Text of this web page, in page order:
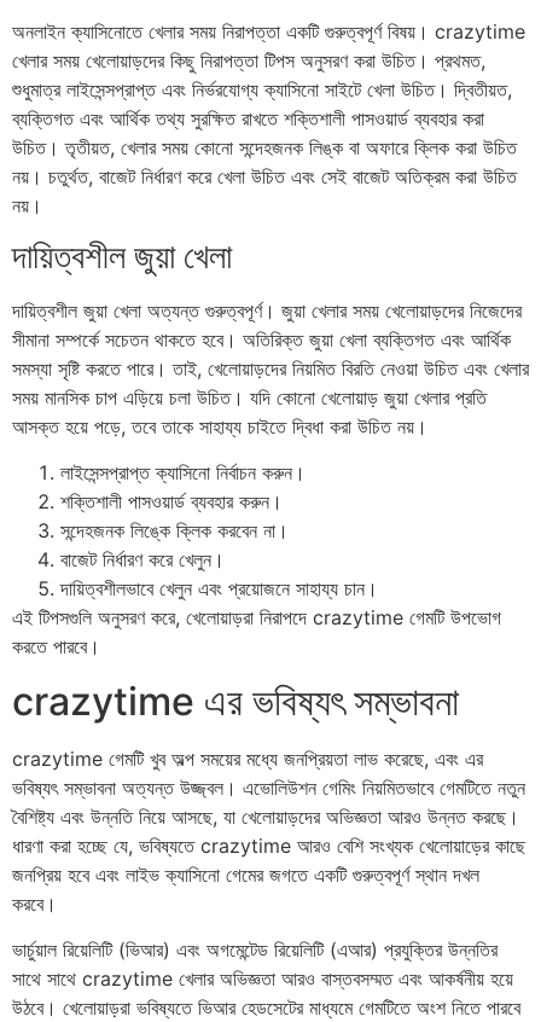
অনলাইন ক্যাসিনোতে খেলার সময় নিরাপত্তা একটি গুরুত্বপূর্ণ বিষয়। crazytime
খেলার সময় খেলোয়াড়দের কিছু নিরাপত্তা টিপস অনুসরণ করা উচিত। প্রথমত,
শুধুমাত্র লাইসেন্সপ্রাপ্ত এবং নির্ভরযোগ্য ক্যাসিনো সাইটে খেলা উচিত। দ্বিতীয়ত,
ব্যক্তিগত এবং আর্থিক তথ্য সুরক্ষিত রাখতে শক্তিশালী পাসওয়ার্ড ব্যবহার করা
উচিত। তৃতীয়ত, খেলার সময় কোনো সন্দেহজনক লিঙ্ক বা অফারে ক্লিক করা উচিত
নয়। চতুর্থত, বাজেট নির্ধারণ করে খেলা উচিত এবং সেই বাজেট অতিক্রম করা উচিত
নয়।
দায়িত্বশীল জুয়া খেলা
দায়িত্বশীল জুয়া খেলা অত্যন্ত গুরুত্বপূর্ণ। জুয়া খেলার সময় খেলোয়াড়দের নিজেদের
সীমানা সম্পর্কে সচেতন থাকতে হবে। অতিরিক্ত জুয়া খেলা ব্যক্তিগত এবং আর্থিক
সমস্যা সৃষ্টি করতে পারে। তাই, খেলোয়াড়দের নিয়মিত বিরতি নেওয়া উচিত এবং খেলার
সময় মানসিক চাপ এড়িয়ে চলা উচিত। যদি কোনো খেলোয়াড় জুয়া খেলার প্রতি
আসক্ত হয়ে পড়ে, তবে তাকে সাহায্য চাইতে দ্বিধা করা উচিত নয়।
লাইসেন্সপ্রাপ্ত ক্যাসিনো নির্বাচন করুন।
শক্তিশালী পাসওয়ার্ড ব্যবহার করুন।
সন্দেহজনক লিঙ্কে ক্লিক করবেন না।
বাজেট নির্ধারণ করে খেলুন।
দায়িত্বশীলভাবে খেলুন এবং প্রয়োজনে সাহায্য চান।
এই টিপসগুলি অনুসরণ করে, খেলোয়াড়রা নিরাপদে crazytime গেমটি উপভোগ
করতে পারবে।
crazytime এর ভবিষ্যৎ সম্ভাবনা
crazytime গেমটি খুব অল্প সময়ের মধ্যে জনপ্রিয়তা লাভ করেছে, এবং এর
ভবিষ্যৎ সম্ভাবনা অত্যন্ত উজ্জ্বল। এভোলিউশন গেমিং নিয়মিতভাবে গেমটিতে নতুন
বৈশিষ্ট্য এবং উন্নতি নিয়ে আসছে, যা খেলোয়াড়দের অভিজ্ঞতা আরও উন্নত করছে।
ধারণা করা হচ্ছে যে, ভবিষ্যতে crazytime আরও বেশি সংখ্যক খেলোয়াড়ের কাছে
জনপ্রিয় হবে এবং লাইভ ক্যাসিনো গেমের জগতে একটি গুরুত্বপূর্ণ স্থান দখল
করবে।
ভার্চুয়াল রিয়েলিটি (ভিআর) এবং অগমেন্টেড রিয়েলিটি (এআর) প্রযুক্তির উন্নতির
সাথে সাথে crazytime খেলার অভিজ্ঞতা আরও বাস্তবসম্মত এবং আকর্ষনীয় হয়ে
উঠবে। খেলোয়াড়রা ভবিষ্যতে ভিআর হেডসেটের মাধ্যমে গেমটিতে অংশ নিতে পারবে